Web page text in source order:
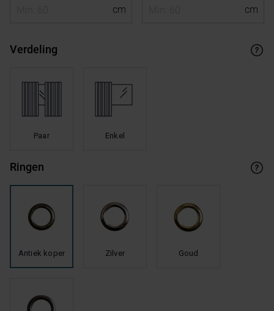
Verdeling
Paar Enkel
Ringen
Antiek koper Zilver Goud